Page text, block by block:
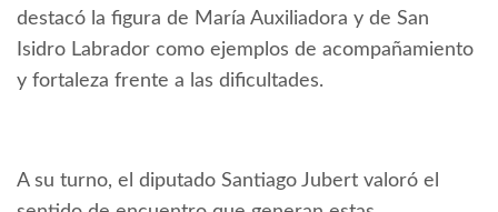
destacó la figura de María Auxiliadora y de San
Isidro Labrador como ejemplos de acompañamiento
y fortaleza frente a las dificultades.
A su turno, el diputado Santiago Jubert valoró el